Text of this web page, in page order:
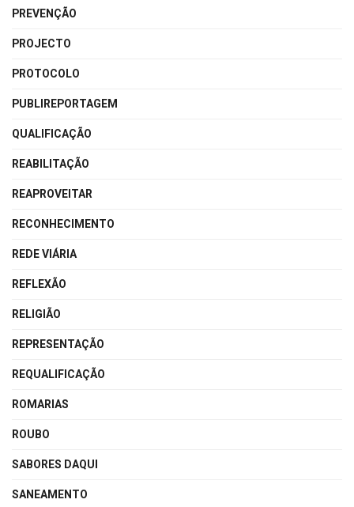
PREVENÇÃO
PROJECTO
PROTOCOLO
PUBLIREPORTAGEM
QUALIFICAÇÃO
REABILITAÇÃO
REAPROVEITAR
RECONHECIMENTO
REDE VIÁRIA
REFLEXÃO
RELIGIÃO
REPRESENTAÇÃO
REQUALIFICAÇÃO
ROMARIAS
ROUBO
SABORES DAQUI
SANEAMENTO